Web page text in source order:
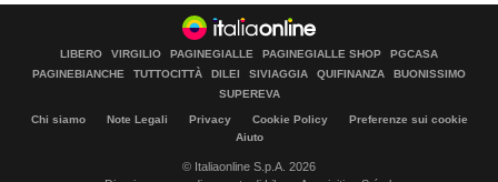
LIBERO VIRGILIO PAGINEGIALLE PAGINEGIALLE SHOP
PGCASA
PAGINEBIANCHE
TUTTOCITTÀ DILEI SIVIAGGIA QUIFINANZA
BUONISSIMO
SUPEREVA
Chi siamo Note Legali Privacy Cookie Policy
Preferenze sui cookie
Aiuto
© Italiaonline S.p.A. 2026